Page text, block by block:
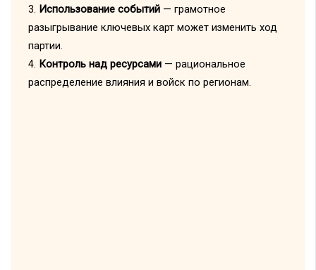
3. Использование событий— грамотное
разыгрывание ключевых карт может изменить ход
партии.
4. Контроль над ресурсами— рациональное
распределение влияния и войск по регионам.